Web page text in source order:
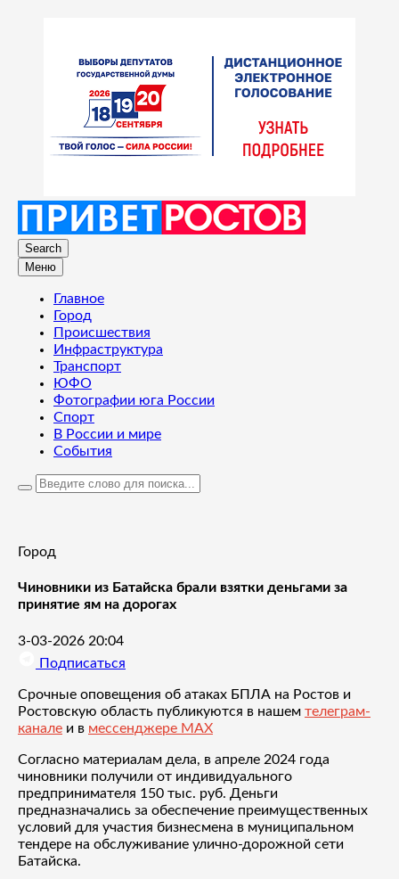
Search
Меню
Главное
Город
Происшествия
Инфраструктура
Транспорт
ЮФО
Фотографии юга России
Спорт
В России и мире
События
Город
Чиновники из Батайска брали взятки деньгами за
принятие ям на дорогах
3-03-2026 20:04
Подписаться
Срочные оповещения об атаках БПЛА на Ростов и
Ростовскую область публикуются в нашем телеграм-
канале и в мессенджере MAX
Согласно материалам дела, в апреле 2024 года
чиновники получили от индивидуального
предпринимателя 150 тыс. руб. Деньги
предназначались за обеспечение преимущественных
условий для участия бизнесмена в муниципальном
тендере на обслуживание улично-дорожной сети
Батайска.